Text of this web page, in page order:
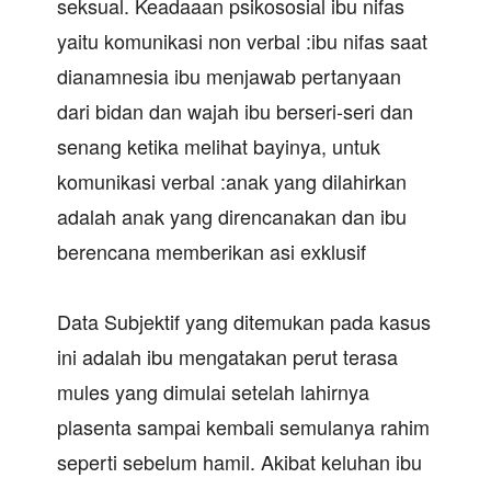
yaitu komunikasi non verbal :ibu nifas saat
dianamnesia ibu menjawab pertanyaan
dari bidan dan wajah ibu berseri-seri dan
senang ketika melihat bayinya, untuk
komunikasi verbal :anak yang dilahirkan
adalah anak yang direncanakan dan ibu
berencana memberikan asi exklusif
Data Subjektif yang ditemukan pada kasus
ini adalah ibu mengatakan perut terasa
mules yang dimulai setelah lahirnya
plasenta sampai kembali semulanya rahim
seperti sebelum hamil. Akibat keluhan ibu